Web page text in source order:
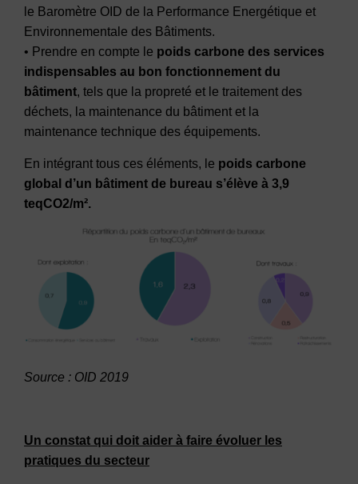
le Baromètre OID de la Performance Energétique et
Environnementale des Bâtiments.
• Prendre en compte le poids carbone des services
indispensables au bon fonctionnement du
bâtiment, tels que la propreté et le traitement des
déchets, la maintenance du bâtiment et la
maintenance technique des équipements.
En intégrant tous ces éléments, le poids carbone
global d’un bâtiment de bureau s’élève à 3,9
teqCO2/m².
Source : OID 2019
Un constat qui doit aider à faire évoluer les
pratiques du secteur